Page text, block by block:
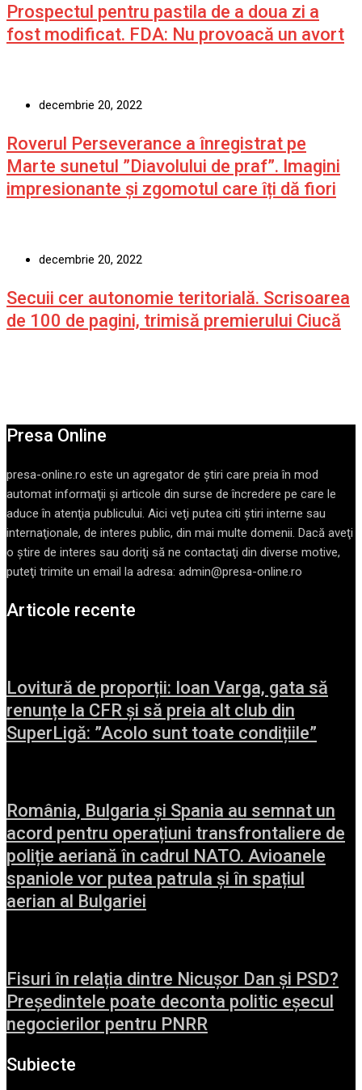
Prospectul pentru pastila de a doua zi a
fost modificat. FDA: Nu provoacă un avort
decembrie 20, 2022
Roverul Perseverance a înregistrat pe
Marte sunetul ”Diavolului de praf”. Imagini
impresionante și zgomotul care îți dă fiori
decembrie 20, 2022
Secuii cer autonomie teritorială. Scrisoarea
de 100 de pagini, trimisă premierului Ciucă
Presa Online
presa-online.ro este un agregator de ştiri care preia în mod
automat informaţii şi articole din surse de încredere pe care le
aduce în atenţia publicului. Aici veţi putea citi ştiri interne sau
internaţionale, de interes public, din mai multe domenii. Dacă aveţi
o ştire de interes sau doriţi să ne contactaţi din diverse motive,
puteţi trimite un email la adresa: admin@presa-online.ro
Articole recente
Lovitură de proporții: Ioan Varga, gata să
renunțe la CFR și să preia alt club din
SuperLigă: ”Acolo sunt toate condițiile”
România, Bulgaria și Spania au semnat un
acord pentru operațiuni transfrontaliere de
poliție aeriană în cadrul NATO. Avioanele
spaniole vor putea patrula și în spațiul
aerian al Bulgariei
Fisuri în relația dintre Nicușor Dan și PSD?
Președintele poate deconta politic eșecul
negocierilor pentru PNRR
Subiecte